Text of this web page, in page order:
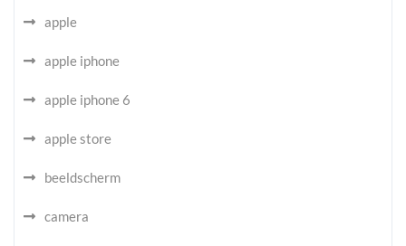
apple
apple iphone
apple iphone 6
apple store
beeldscherm
camera